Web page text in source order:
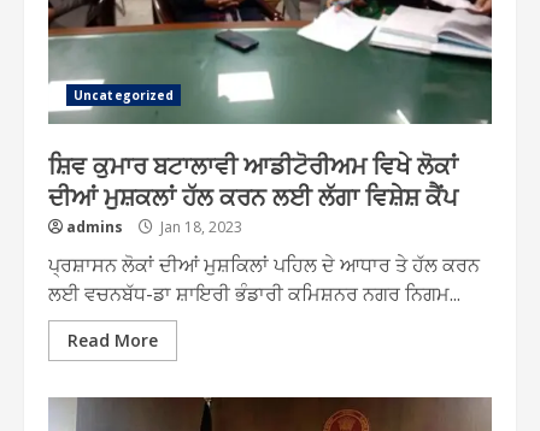
Uncategorized
ਸ਼ਿਵ ਕੁਮਾਰ ਬਟਾਲਾਵੀ ਆਡੀਟੋਰੀਅਮ ਵਿਖੇ ਲੋਕਾਂ
ਦੀਆਂ ਮੁਸ਼ਕਲਾਂ ਹੱਲ ਕਰਨ ਲਈ ਲੱਗਾ ਵਿਸ਼ੇਸ਼ ਕੈਂਪ
admins Jan 18, 2023
ਪ੍ਰਸ਼ਾਸਨ ਲੋਕਾਂ ਦੀਆਂ ਮੁਸ਼ਕਿਲਾਂ ਪਹਿਲ ਦੇ ਆਧਾਰ ਤੇ ਹੱਲ ਕਰਨ
ਲਈ ਵਚਨਬੱਧ-ਡਾ ਸ਼ਾਇਰੀ ਭੰਡਾਰੀ ਕਮਿਸ਼ਨਰ ਨਗਰ ਨਿਗਮ...
Read More